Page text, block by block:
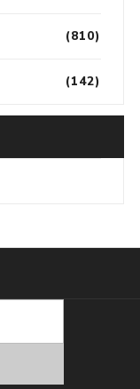
(810)
(142)